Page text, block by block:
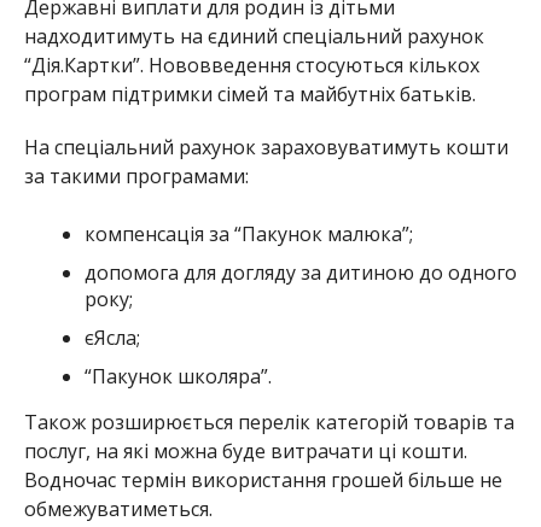
Державні виплати для родин із дітьми
надходитимуть на єдиний спеціальний рахунок
“Дія.Картки”. Нововведення стосуються кількох
програм підтримки сімей та майбутніх батьків.
На спеціальний рахунок зараховуватимуть кошти
за такими програмами:
компенсація за “Пакунок малюка”;
допомога для догляду за дитиною до одного
року;
єЯсла;
“Пакунок школяра”.
Також розширюється перелік категорій товарів та
послуг, на які можна буде витрачати ці кошти.
Водночас термін використання грошей більше не
обмежуватиметься.